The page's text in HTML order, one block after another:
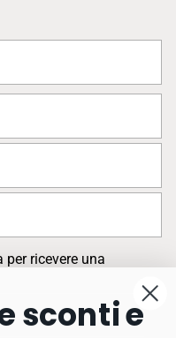
ricevere una
policy.
sconti e